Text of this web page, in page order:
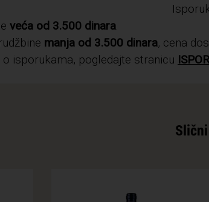
veća od 3.500 dinara.
manja od 3.500 dinara, cena
isporukama, pogledajte stranicu